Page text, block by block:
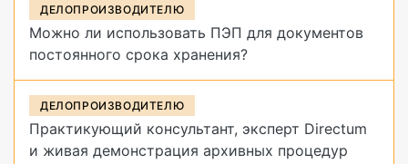
ДЕЛОПРОИЗВОДИТЕЛЮ
Можно ли использовать ПЭП для документов
постоянного срока хранения?
ДЕЛОПРОИЗВОДИТЕЛЮ
Практикующий консультант, эксперт Directum
и живая демонстрация архивных процедур